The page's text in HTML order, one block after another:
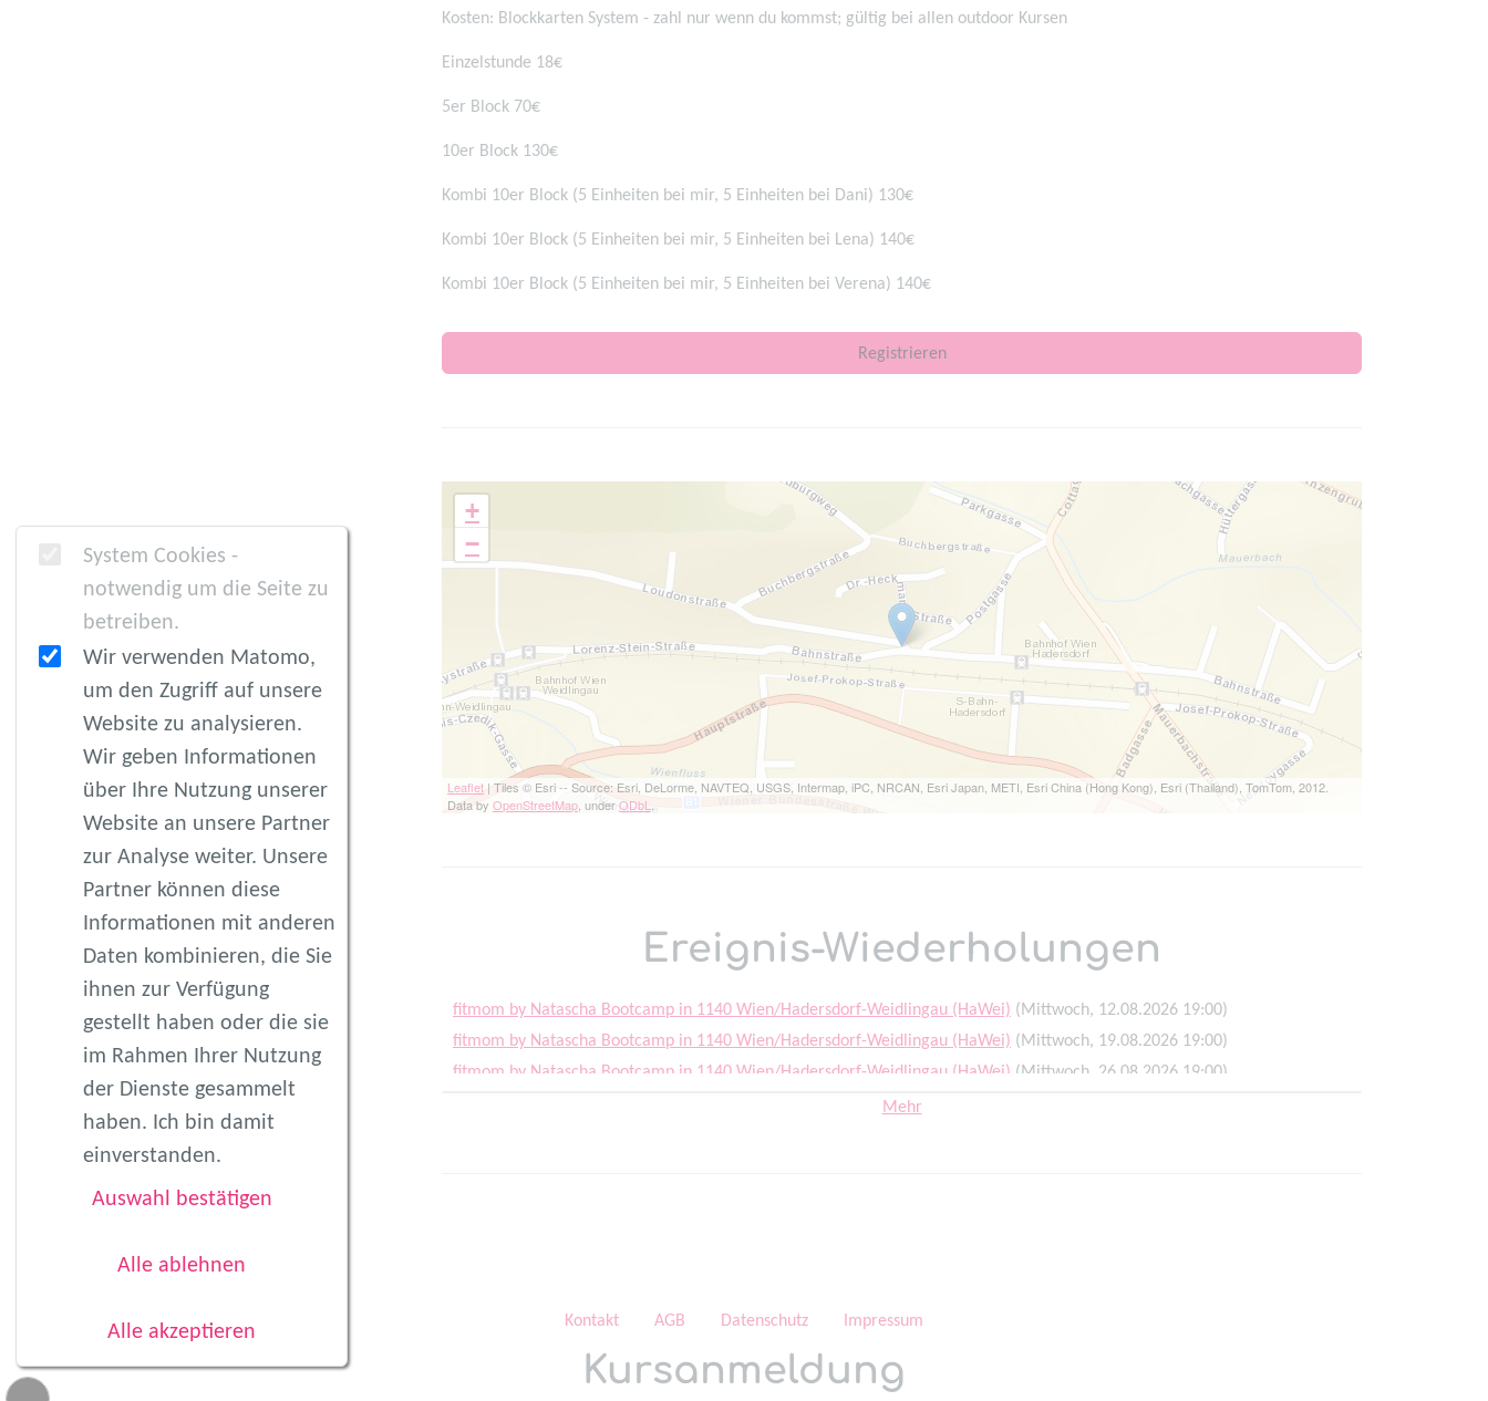
System Cookies -
notwendig um die Seite zu
betreiben.
Wir verwenden Matomo,
um den Zugriff auf unsere
Website zu analysieren.
Wir geben Informationen
über Ihre Nutzung unserer
Website an unsere Partner
zur Analyse weiter. Unsere
Partner können diese
Informationen mit anderen
Daten kombinieren, die Sie
ihnen zur Verfügung
gestellt haben oder die sie
im Rahmen Ihrer Nutzung
der Dienste gesammelt
haben. Ich bin damit
einverstanden.
Auswahl bestätigen
Alle ablehnen
Alle akzeptieren
Kosten: Blockkarten System - zahl nur wenn du kommst; gültig bei allen outdoor Kursen
Einzelstunde 18€
5er Block 70€
10er Block 130€
Kombi 10er Block (5 Einheiten bei mir, 5 Einheiten bei Dani) 130€
Kombi 10er Block (5 Einheiten bei mir, 5 Einheiten bei Lena) 140€
Kombi 10er Block (5 Einheiten bei mir, 5 Einheiten bei Verena) 140€
Registrieren
+
−
Leaflet | Tiles © Esri -- Source: Esri, DeLorme, NAVTEQ, USGS, Intermap, iPC, NRCAN, Esri Japan, METI, Esri China (Hong Kong), Esri (Thailand), TomTom, 2012.
Data by OpenStreetMap , underODbL
Ereignis-Wiederholungen
fitmom by Natascha Bootcamp in 1140 Wien/Hadersdorf-Weidlingau (HaWei) (Mittwoch, 12.08.2026 19:00)
fitmom by Natascha Bootcamp in 1140 Wien/Hadersdorf-Weidlingau (HaWei) (Mittwoch, 19.08.2026 19:00)
fitmom by Natascha Bootcamp in 1140 Wien/Hadersdorf-Weidlingau (HaWei) (Mittwoch, 26.08.2026 19:00)
fitmom by Natascha Bootcamp in 1140 Wien/Hadersdorf-Weidlingau (HaWei)
fitmom by Natascha Bootcamp in 1140 Wien/Hadersdorf-Weidlingau (HaWei)
fitmom by Natascha Bootcamp in 1140 Wien/Hadersdorf-Weidlingau (HaWei)
fitmom by Natascha Bootcamp in 1140 Wien/Hadersdorf-Weidlingau (HaWei)
Mehr
Kontakt AGB Datenschutz Impressum
Kursanmeldung